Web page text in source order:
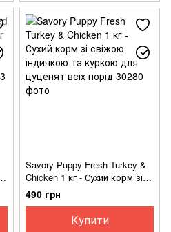
Savory Puppy Fresh Turkey &
Chicken 1 кг - Сухий корм зі
свіжою індичкою та куркою
для цуценят всіх порід
490 грн
Купити